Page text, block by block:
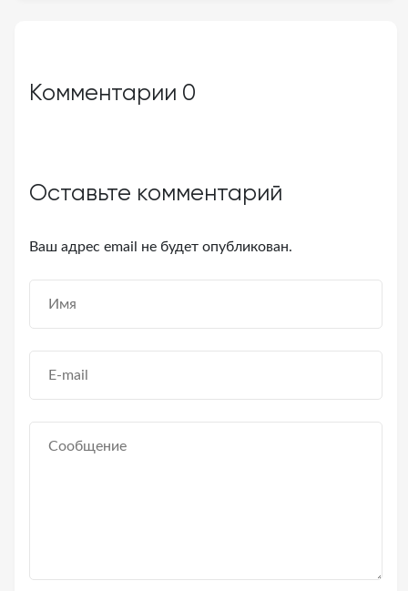
Комментарии 0
Оставьте комментарий
Ваш адрес email не будет опубликован.